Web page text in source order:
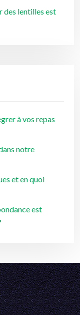
des lentilles est
à vos repas
notre
et en quoi
est